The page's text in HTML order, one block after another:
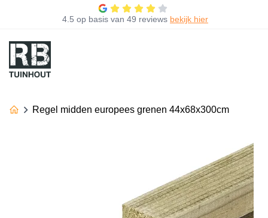
4.5 op basis van 49 reviews bekijk hier
Regel midden europees grenen 44x68x300cm